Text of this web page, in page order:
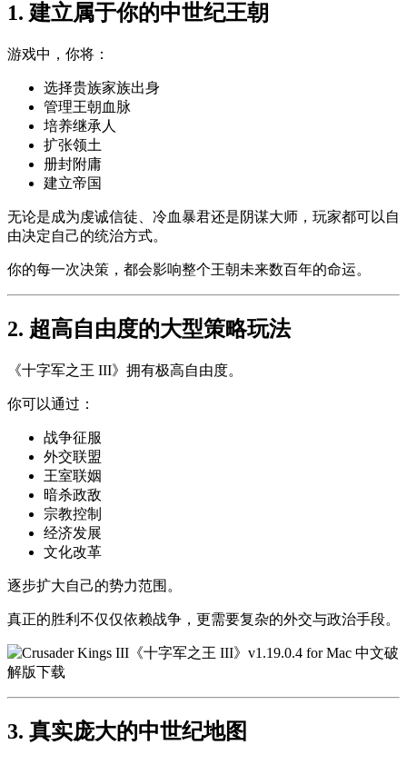
1. 建立属于你的中世纪王朝
游戏中，你将：
选择贵族家族出身
管理王朝血脉
培养继承人
扩张领土
册封附庸
建立帝国
无论是成为虔诚信徒、冷血暴君还是阴谋大师，玩家都可以自
由决定自己的统治方式。
你的每一次决策，都会影响整个王朝未来数百年的命运。
2. 超高自由度的大型策略玩法
《十字军之王 III》拥有极高自由度。
你可以通过：
战争征服
外交联盟
王室联姻
暗杀政敌
宗教控制
经济发展
文化改革
逐步扩大自己的势力范围。
真正的胜利不仅仅依赖战争，更需要复杂的外交与政治手段。
3. 真实庞大的中世纪地图